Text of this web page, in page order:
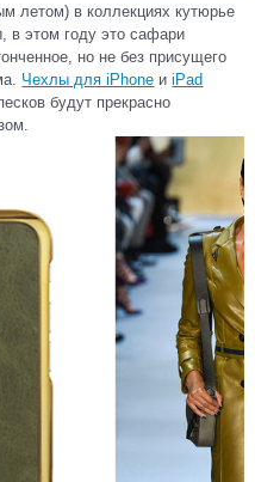
летом) в коллекциях кутюрье
в этом году это сафари
но не без присущего
Чехлы для iPhone иiPad
будут прекрасно